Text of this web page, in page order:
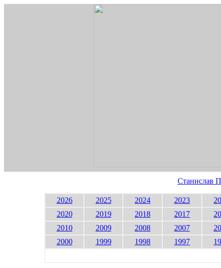
Станислав
2026 2025 2024 2023
2020
2019 2018 2017
2010
2009 2008 2007
2000
1999 1998 1997